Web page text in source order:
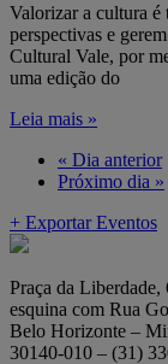
Valorizar a cultura é
perspectivas e
Cultural Vale, por
uma edição do
Leia mais »
« Dia anterior
Próximo dia »
+ Exportar Eventos
Praça da Liberdade,
esquina com Rua
Belo Horizonte –
30140-010 – (31)